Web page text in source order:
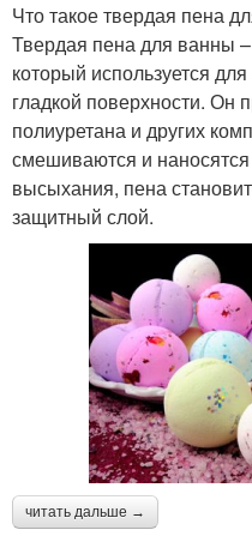
Что такое твердая пена
Твердая пена для ванны
который используется
гладкой поверхности. Он
полиуретана и других
смешиваются и
высыхания, пена
защитный слой.
читать дальше →